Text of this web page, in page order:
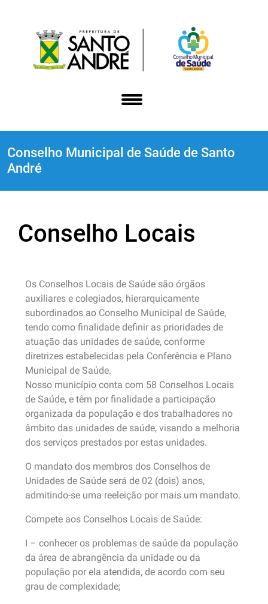
Conselho Municipal de Saúde de Santo
André
Conselho Locais
Os Conselhos Locais de Saúde são órgãos
auxiliares e colegiados, hierarquicamente
subordinados ao Conselho Municipal de Saúde,
tendo como finalidade definir as prioridades de
atuação das unidades de saúde, conforme
diretrizes estabelecidas pela Conferência e Plano
Municipal de Saúde.
Nosso município conta com 58 Conselhos Locais
de Saúde, e têm por finalidade a participação
organizada da população e dos trabalhadores no
âmbito das unidades de saúde, visando a melhoria
dos serviços prestados por estas unidades.
O mandato dos membros dos Conselhos de
Unidades de Saúde será de 02 (dois) anos,
admitindo-se uma reeleição por mais um mandato.
Compete aos Conselhos Locais de Saúde:
I – conhecer os problemas de saúde da população
da área de abrangência da unidade ou da
população por ela atendida, de acordo com seu
grau de complexidade;